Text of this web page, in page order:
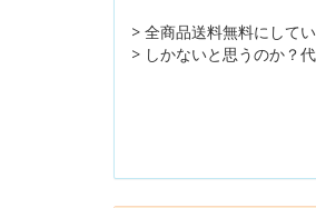
> 全商品送料無料にして
> しかないと思うのか